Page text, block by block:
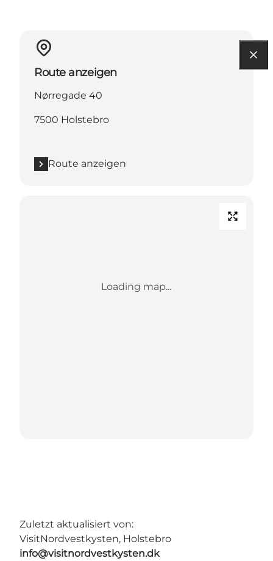
Route anzeigen
Nørregade 40
7500 Holstebro
Route anzeigen
Loading map...
Zuletzt aktualisiert von:
VisitNordvestkysten, Holstebro
info@visitnordvestkysten.dk